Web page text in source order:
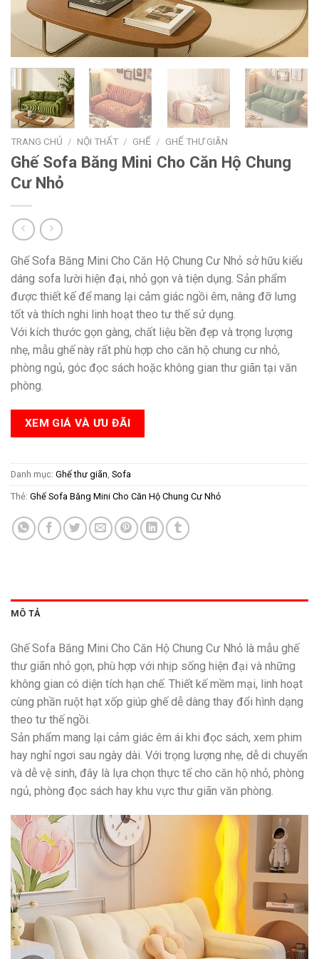
TRANG CHỦ / NỘI THẤT / GHẾ / GHẾ THƯ GIÃN
Ghế Sofa Băng Mini Cho Căn Hộ Chung
Cư Nhỏ
Ghế Sofa Băng Mini Cho Căn Hộ Chung Cư Nhỏ sở hữu kiểu
dáng sofa lười hiện đại, nhỏ gọn và tiện dụng. Sản phẩm
được thiết kế để mang lại cảm giác ngồi êm, nâng đỡ lưng
tốt và thích nghi linh hoạt theo tư thế sử dụng.
Với kích thước gọn gàng, chất liệu bền đẹp và trọng lượng
nhẹ, mẫu ghế này rất phù hợp cho căn hộ chung cư nhỏ,
phòng ngủ, góc đọc sách hoặc không gian thư giãn tại văn
phòng.
XEM GIÁ VÀ ƯU ĐÃI
Danh mục: Ghế thư giãn, Sofa
Thẻ: Ghế Sofa Băng Mini Cho Căn Hộ Chung Cư Nhỏ
MÔ TẢ
Ghế Sofa Băng Mini Cho Căn Hộ Chung Cư Nhỏ là mẫu ghế
thư giãn nhỏ gọn, phù hợp với nhịp sống hiện đại và những
không gian có diện tích hạn chế. Thiết kế mềm mại, linh hoạt
cùng phần ruột hạt xốp giúp ghế dễ dàng thay đổi hình dạng
theo tư thế ngồi.
Sản phẩm mang lại cảm giác êm ái khi đọc sách, xem phim
hay nghỉ ngơi sau ngày dài. Với trọng lượng nhẹ, dễ di chuyển
và dễ vệ sinh, đây là lựa chọn thực tế cho căn hộ nhỏ, phòng
ngủ, phòng đọc sách hay khu vực thư giãn văn phòng.